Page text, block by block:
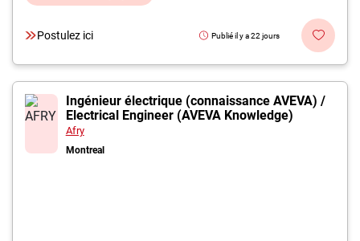
Postulez ici Publié il y a 22 jours
Ingénieur électrique (connaissance AVEVA) /
Electrical Engineer (AVEVA Knowledge)
Afry
Montreal